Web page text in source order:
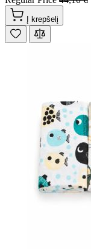
Į krepšelį